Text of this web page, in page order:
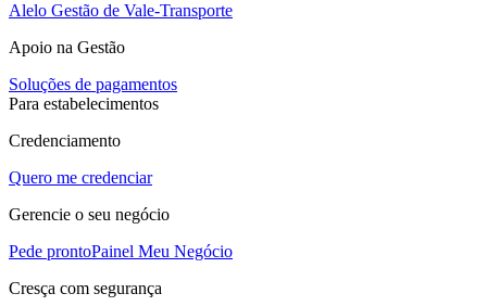
Alelo Gestão de Vale-Transporte
Apoio na Gestão
Soluções de pagamentos
Para estabelecimentos
Credenciamento
Quero me credenciar
Gerencie o seu negócio
Pede prontoPainel Meu Negócio
Cresça com segurança